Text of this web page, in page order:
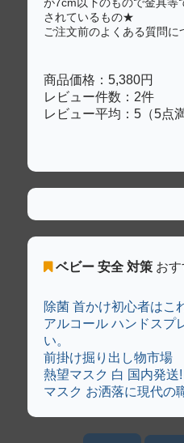
されているもの★
ご注文前のよくある質問
商品価格：5,380円
レビュー件数：2件
レビュー平均：5（5点満
ベビー 安全 対策おす
除菌 首かけ初心者はこ
アルコール ハンドスプ
い。
前掛け掘り出し物市場
熱望マスク 白 国内発送!
マスク お洒落に現代の